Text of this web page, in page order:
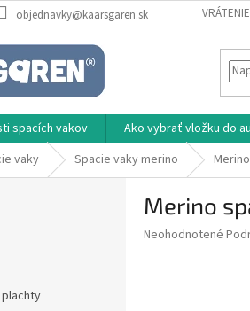
objednavky@kaarsgaren.sk
spacích vakov Ako vybrať vložku do
vaky Spacie vaky merino
Merino
Priemerné
Neohodnotené